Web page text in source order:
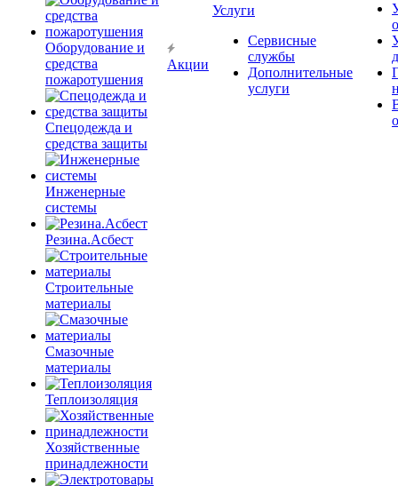
Оборудование и
средства
пожаротушения
Спецодежда и
средства защиты
Инженерные
системы
Резина.Асбест
Строительные
материалы
Смазочные
материалы
Теплоизоляция
Хозяйственные
принадлежности
Акции
Услуги
Сервисные
службы
Дополнительные
услуги